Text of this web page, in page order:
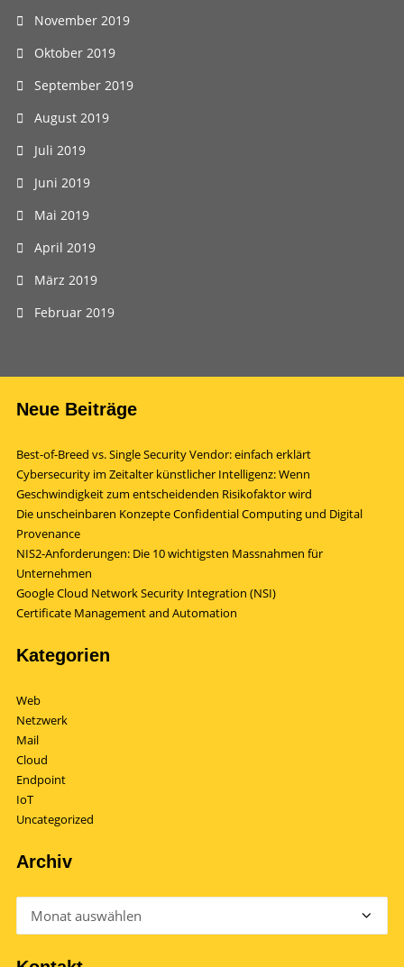
November 2019
Oktober 2019
September 2019
August 2019
Juli 2019
Juni 2019
Mai 2019
April 2019
März 2019
Februar 2019
Neue Beiträge
Best-of-Breed vs. Single Security Vendor: einfach erklärt
Cybersecurity im Zeitalter künstlicher Intelligenz: Wenn
Geschwindigkeit zum entscheidenden Risikofaktor wird
Die unscheinbaren Konzepte Confidential Computing und Digital
Provenance
NIS2-Anforderungen: Die 10 wichtigsten Massnahmen für
Unternehmen
Google Cloud Network Security Integration (NSI)
Certificate Management and Automation
Kategorien
Web
Netzwerk
Mail
Cloud
Endpoint
IoT
Uncategorized
Archiv